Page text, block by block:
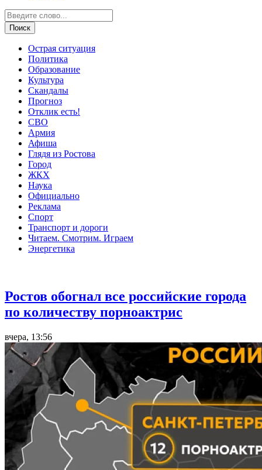
Острая ситуация
Политика
Образование
Культура
Скандалы
Прогноз
Отклик есть!
СВО
Армия
Афиша
Глядя из Ростова
Город
ЖКХ
Наука
Официально
Реклама
Спорт
Транспорт и дороги
Читаем. Смотрим. Играем
Энергетика
Ростов обогнал все российские города
по количеству порноактрис
вчера, 13:56